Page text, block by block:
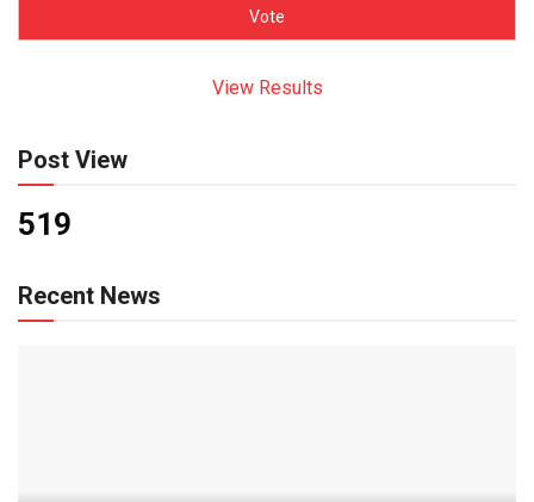
View Results
Post View
519
Recent News